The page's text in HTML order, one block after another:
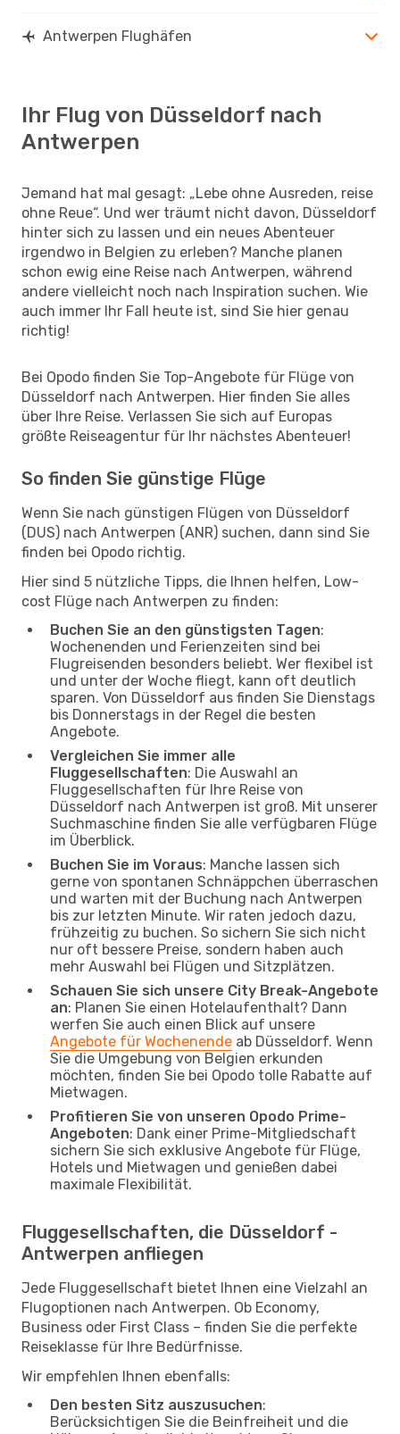
Antwerpen Flughäfen
Ihr Flug von Düsseldorf nach
Antwerpen
Jemand hat mal gesagt: „Lebe ohne Ausreden, reise
ohne Reue“. Und wer träumt nicht davon, Düsseldorf
hinter sich zu lassen und ein neues Abenteuer
irgendwo in Belgien zu erleben? Manche planen
schon ewig eine Reise nach Antwerpen, während
andere vielleicht noch nach Inspiration suchen. Wie
auch immer Ihr Fall heute ist, sind Sie hier genau
richtig!
Bei Opodo finden Sie Top-Angebote für Flüge von
Düsseldorf nach Antwerpen. Hier finden Sie alles
über Ihre Reise. Verlassen Sie sich auf Europas
größte Reiseagentur für Ihr nächstes Abenteuer!
So finden Sie günstige Flüge
Wenn Sie nach günstigen Flügen von Düsseldorf
(DUS) nach Antwerpen (ANR) suchen, dann sind Sie
finden bei Opodo richtig.
Hier sind 5 nützliche Tipps, die Ihnen helfen, Low-
cost Flüge nach Antwerpen zu finden:
Buchen Sie an den günstigsten Tagen:
Wochenenden und Ferienzeiten sind bei
Flugreisenden besonders beliebt. Wer flexibel ist
und unter der Woche fliegt, kann oft deutlich
sparen. Von Düsseldorf aus finden Sie Dienstags
bis Donnerstags in der Regel die besten
Angebote.
Vergleichen Sie immer alle
Fluggesellschaften: Die Auswahl an
Fluggesellschaften für Ihre Reise von
Düsseldorf nach Antwerpen ist groß. Mit unserer
Suchmaschine finden Sie alle verfügbaren Flüge
im Überblick.
Buchen Sie im Voraus: Manche lassen sich
gerne von spontanen Schnäppchen überraschen
und warten mit der Buchung nach Antwerpen
bis zur letzten Minute. Wir raten jedoch dazu,
frühzeitig zu buchen. So sichern Sie sich nicht
nur oft bessere Preise, sondern haben auch
mehr Auswahl bei Flügen und Sitzplätzen.
Schauen Sie sich unsere City Break-Angebote
an: Planen Sie einen Hotelaufenthalt? Dann
werfen Sie auch einen Blick auf unsere
Angebote für Wochenende ab Düsseldorf. Wenn
Sie die Umgebung von Belgien erkunden
möchten, finden Sie bei Opodo tolle Rabatte auf
Mietwagen.
Profitieren Sie von unseren Opodo Prime-
Angeboten: Dank einer Prime-Mitgliedschaft
sichern Sie sich exklusive Angebote für Flüge,
Hotels und Mietwagen und genießen dabei
maximale Flexibilität.
Fluggesellschaften, die Düsseldorf -
Antwerpen anfliegen
Jede Fluggesellschaft bietet Ihnen eine Vielzahl an
Flugoptionen nach Antwerpen. Ob Economy,
Business oder First Class – finden Sie die perfekte
Reiseklasse für Ihre Bedürfnisse.
Wir empfehlen Ihnen ebenfalls:
Den besten Sitz auszusuchen:
Berücksichtigen Sie die Beinfreiheit und die